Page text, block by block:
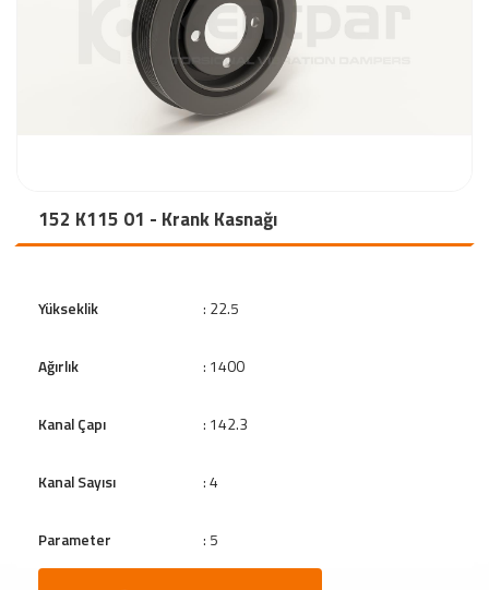
152 K115 01 - Krank Kasnağı
Yükseklik : 22.5
Ağırlık : 1400
Kanal Çapı : 142.3
Kanal Sayısı : 4
Parameter : 5